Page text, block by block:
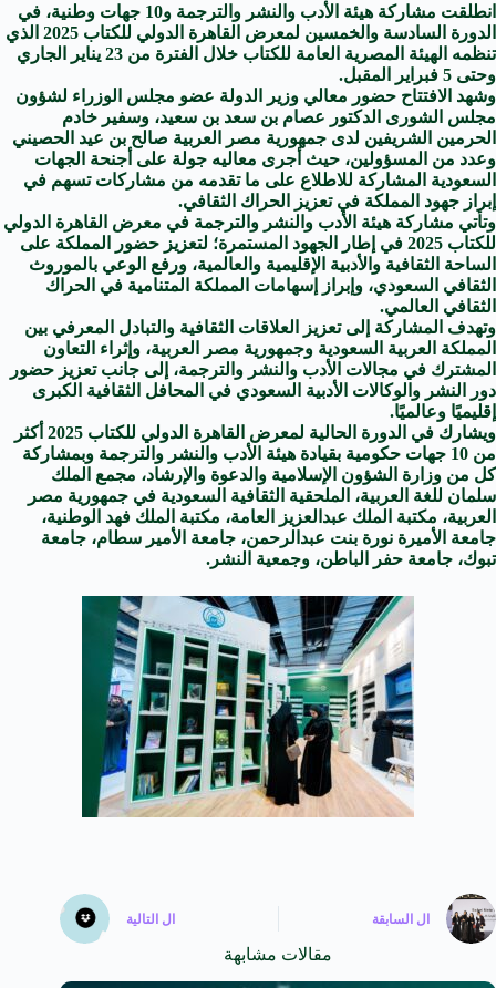
انطلقت مشاركة هيئة الأدب والنشر والترجمة و10 جهات وطنية، في
الدورة السادسة والخمسين لمعرض القاهرة الدولي للكتاب 2025 الذي
تنظمه الهيئة المصرية العامة للكتاب خلال الفترة من 23 يناير الجاري
وحتى 5 فبراير المقبل.
وشهد الافتتاح حضور معالي وزير الدولة عضو مجلس الوزراء لشؤون
مجلس الشورى الدكتور عصام بن سعد بن سعيد، وسفير خادم
الحرمين الشريفين لدى جمهورية مصر العربية صالح بن عيد الحصيني
وعدد من المسؤولين، حيث أجرى معاليه جولة على أجنحة الجهات
السعودية المشاركة للاطلاع على ما تقدمه من مشاركات تسهم في
إبراز جهود المملكة في تعزيز الحراك الثقافي.
وتأتي مشاركة هيئة الأدب والنشر والترجمة في معرض القاهرة الدولي
للكتاب 2025 في إطار الجهود المستمرة؛ لتعزيز حضور المملكة على
الساحة الثقافية والأدبية الإقليمية والعالمية، ورفع الوعي بالموروث
الثقافي السعودي، وإبراز إسهامات المملكة المتنامية في الحراك
الثقافي العالمي.
وتهدف المشاركة إلى تعزيز العلاقات الثقافية والتبادل المعرفي بين
المملكة العربية السعودية وجمهورية مصر العربية، وإثراء التعاون
المشترك في مجالات الأدب والنشر والترجمة، إلى جانب تعزيز حضور
دور النشر والوكالات الأدبية السعودي في المحافل الثقافية الكبرى
إقليميًا وعالميًا.
ويشارك في الدورة الحالية لمعرض القاهرة الدولي للكتاب 2025 أكثر
من 10 جهات حكومية بقيادة هيئة الأدب والنشر والترجمة وبمشاركة
كل من وزارة الشؤون الإسلامية والدعوة والإرشاد، مجمع الملك
سلمان للغة العربية، الملحقية الثقافية السعودية في جمهورية مصر
العربية، مكتبة الملك عبدالعزيز العامة، مكتبة الملك فهد الوطنية،
جامعة الأميرة نورة بنت عبدالرحمن، جامعة الأمير سطام، جامعة
تبوك، جامعة حفر الباطن، وجمعية النشر.
ال السابقة ال التالية
مقالات مشابهة